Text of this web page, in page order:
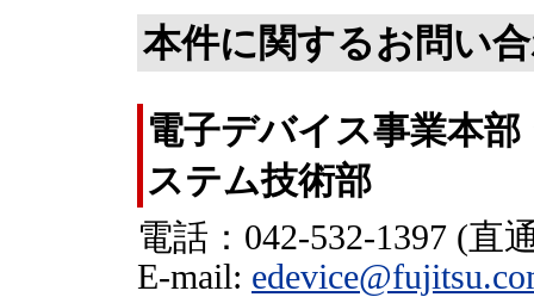
本件に関するお問い
電子デバイス事業本
ステム技術部
電話：042-532-1397 (直
E-mail: